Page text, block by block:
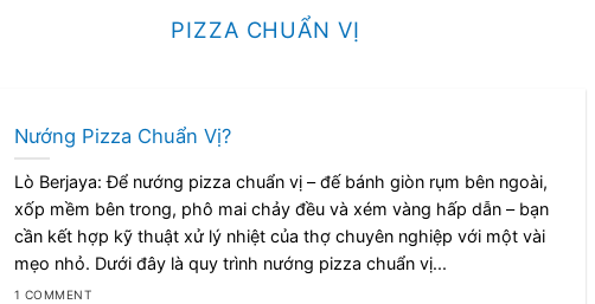
PIZZA CHUẨN VỊ
Nướng Pizza Chuẩn Vị?
Lò Berjaya: Để nướng pizza chuẩn vị – đế bánh giòn rụm bên ngoài,
xốp mềm bên trong, phô mai chảy đều và xém vàng hấp dẫn – bạn
cần kết hợp kỹ thuật xử lý nhiệt của thợ chuyên nghiệp với một vài
mẹo nhỏ. Dưới đây là quy trình nướng pizza chuẩn vị...
1 COMMENT